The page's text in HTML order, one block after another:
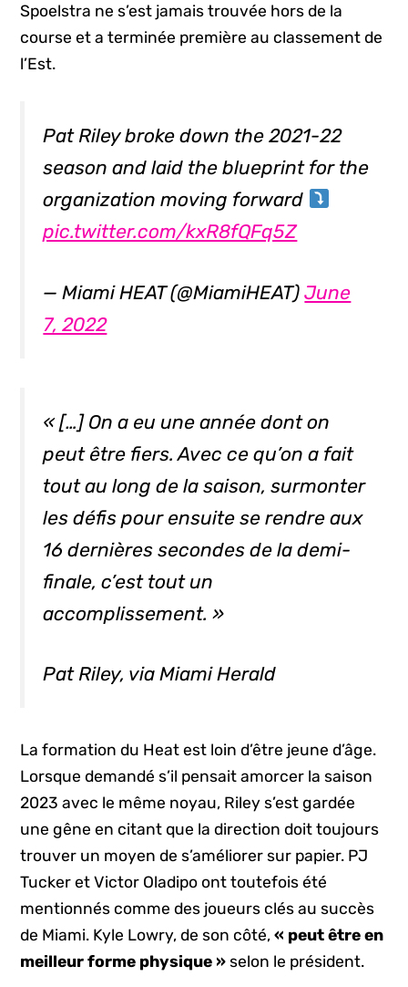
Spoelstra ne s’est jamais trouvée hors de la
course et a terminée première au classement de
l’Est.
Pat Riley broke down the 2021-22
season and laid the blueprint for the
organization moving forward
pic.twitter.com/kxR8fQFq5Z
— Miami HEAT (@MiamiHEAT)June
7, 2022
« […] On a eu une année dont on
peut être fiers. Avec ce qu’on a fait
tout au long de la saison, surmonter
les défis pour ensuite se rendre aux
16 dernières secondes de la demi-
finale, c’est tout un
accomplissement. »
Pat Riley, via Miami Herald
La formation du Heat est loin d’être jeune d’âge.
Lorsque demandé s’il pensait amorcer la saison
2023 avec le même noyau, Riley s’est gardée
une gêne en citant que la direction doit toujours
trouver un moyen de s’améliorer sur papier. PJ
Tucker et Victor Oladipo ont toutefois été
mentionnés comme des joueurs clés au succès
de Miami. Kyle Lowry, de son côté,« peut être en
meilleur forme physique » selon le président.